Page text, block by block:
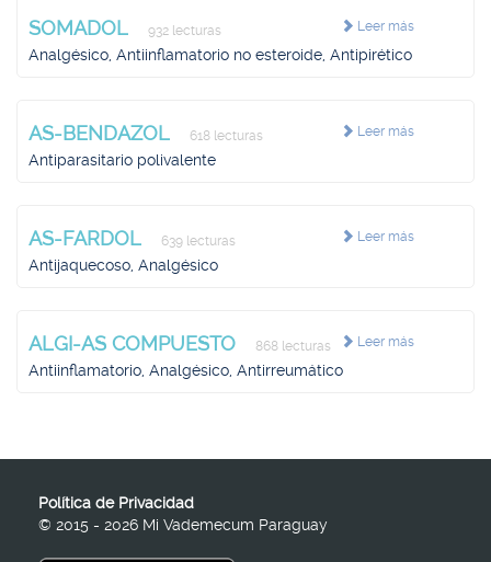
Leer más
SOMADOL 932 lecturas
Analgésico, Antiinflamatorio no esteroide, Antipirético
Leer más
AS-BENDAZOL 618 lecturas
Antiparasitario polivalente
Leer más
AS-FARDOL 639 lecturas
Antijaquecoso, Analgésico
Leer más
ALGI-AS COMPUESTO 868 lecturas
Antiinflamatorio, Analgésico, Antirreumático
Política de Privacidad
© 2015 - 2026 Mi Vademecum Paraguay